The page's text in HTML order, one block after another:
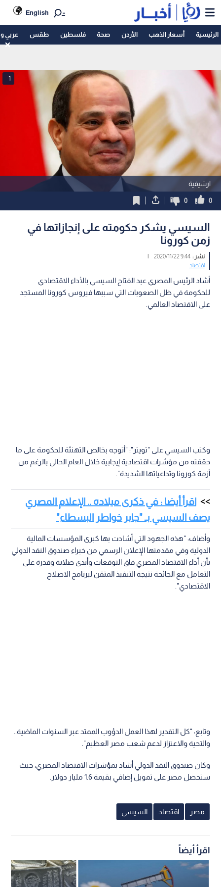
English
الرئيسية أسعار الذهب الأردن صحة فلسطين طقس عربي
ارشيفية
1
0
0
السيسي يشكر حكومته على إنجازاتها في
زمن كورونا
نشر :9:44 2020/11/22
|
اقتصاد
أشاد الرئيس المصري عبد الفتاح السيسي بالأداء الاقتصادي
للحكومة في ظل الصعوبات التي سببها فيروس كورونا المستجد
على الاقتصاد العالمي.
وكتب السيسي على "تويتر": "أتوجه بخالص التهنئة للحكومة على ما
حققته من مؤشرات اقتصادية إيجابية خلال العام الحالي بالرغم من
أزمة كورونا وتداعياتها الشديدة".
اقرأ أيضا : في ذكرى ميلاده .. الإعلام المصري
يصف السيسي بـ "جابر خواطر البسطاء"
وأضاف: "هذه الجهود التي أشادت بها كبرى المؤسسات المالية
الدولية وفي مقدمتها الإعلان الرسمي من خبراء صندوق النقد الدولي
بأن أداء الاقتصاد المصري فاق التوقعات وأبدى صلابة وقدرة على
التعامل مع الجائحة نتيجة التنفيذ المتقن لبرنامج الاصلاح
الاقتصادي".
وتابع: "كل التقدير لهذا العمل الدؤوب الممتد عبر السنوات الماضية..
والتحية والاعتزاز لدعم شعب مصر العظيم".
وكان صندوق النقد الدولي أشاد بمؤشرات الاقتصاد المصري، حيث
ستحصل مصر على تمويل إضافي بقيمة 1.6 مليار دولار.
مصر اقتصاد السيسي
اقرأ أيضاً